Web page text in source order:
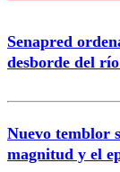
Senapred
desborde del
Nuevo temblor
magnitud y el